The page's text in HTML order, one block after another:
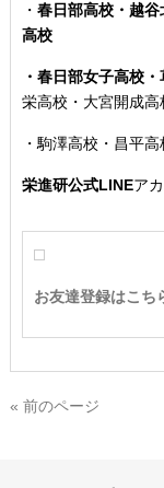
・ 春日部高校・越
高校
・春日部女子高校
栄高校・大宮開成高
・駒澤高校・昌平
栄進研公式LINEア
お友達登録はこち
« 前のページ